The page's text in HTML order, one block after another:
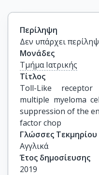
Περίληψη
Δεν υπάρχει
Μονάδες
Τμήμα Ιατρικής
Τίτλος
Toll-Like
multiple myeloma
suppression of the
factor chop
Γλώσσες Τεκμηρίου
Αγγλικά
Έτος δημοσίευσης
2019